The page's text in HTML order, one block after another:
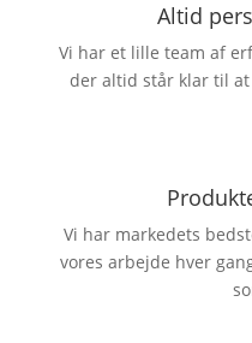
Altid
Vi har et lille team af
der altid står klar til
Vi har markedets
vores arbejde hver